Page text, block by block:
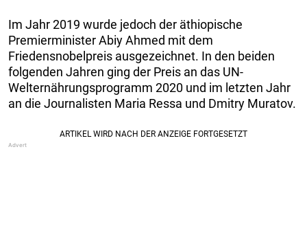
Im Jahr 2019 wurde jedoch der äthiopische
Premierminister Abiy Ahmed mit dem
Friedensnobelpreis ausgezeichnet. In den beiden
folgenden Jahren ging der Preis an das UN-
Welternährungsprogramm 2020 und im letzten Jahr
an die Journalisten Maria Ressa und Dmitry Muratov.